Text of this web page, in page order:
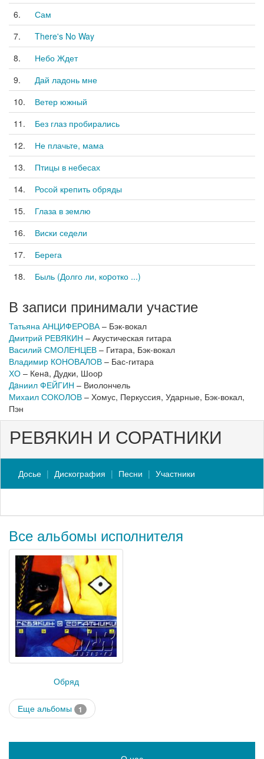
6.
Сам
7.
There's No Way
8.
Небо Ждет
9.
Дай ладонь мне
10.
Ветер южный
11.
Без глаз пробирались
12.
Не плачьте, мама
13.
Птицы в небесах
14.
Росой крепить обряды
15.
Глаза в землю
16.
Виски седели
17.
Берега
18.
Быль (Долго ли, коpотко ...)
В записи принимали участие
Татьяна АНЦИФЕРОВА– Бэк-вокал
Дмитрий РЕВЯКИН – Акустическая гитара
Василий СМОЛЕНЦЕВ – Гитара, Бэк-вокал
Владимир КОНОВАЛОВ – Бас-гитара
ХО – Кенa, Дудки, Шооp
Дaниил ФЕЙГИН – Виолончель
Михаил СОКОЛОВ – Хомус, Перкуссия, Ударные, Бэк-вокал,
Пэн
РЕВЯКИН И СОРАТНИКИ
Досье Дискография Песни Участники
Все альбомы исполнителя
Обряд
Еще альбомы 1